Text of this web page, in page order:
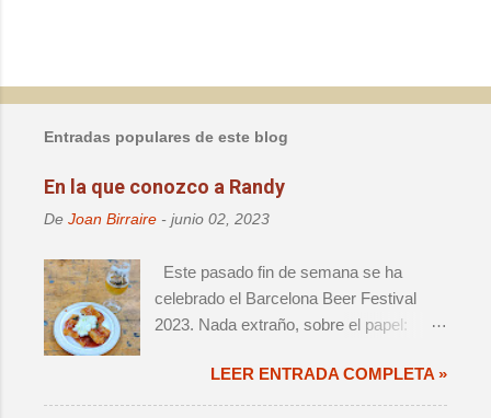
c
a
r
n
c
o
m
e
n
Entradas populares de este blog
En la que conozco a Randy
De Joan Birraire - junio 02, 2023
Este pasado fin de semana se ha
celebrado el Barcelona Beer Festival
2023. Nada extraño, sobre el papel:
magnitud, que ya forma parte del
calendario anual de actos relevantes. El
LEER ENTRADA COMPLETA »